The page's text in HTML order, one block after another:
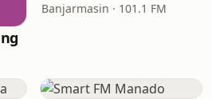
Banjarmasin · 101.1 FM